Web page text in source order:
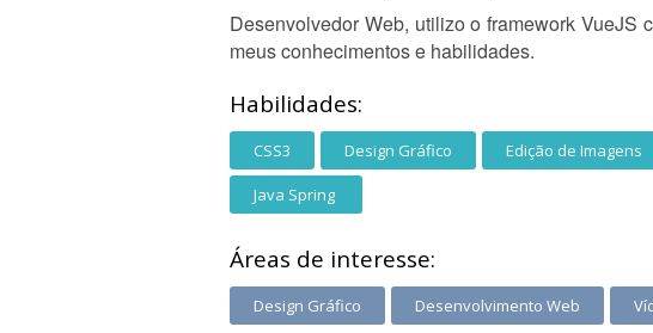
Desenvolvedor Web, utilizo o framework VueJS
meus conhecimentos e habilidades.
Habilidades:
CSS3 Design Gráfico Edição de Imagens
Java Spring
Áreas de interesse:
Design Gráfico Desenvolvimento Web